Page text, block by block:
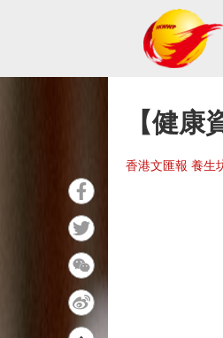
【健
香港文匯報 養生